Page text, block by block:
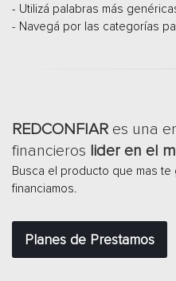
- Utilizá palabras más
- Navegá por las categorías
REDCONFIAR es una
financieros lider en el
Busca el producto que mas
financiamos.
Planes de Prestamos